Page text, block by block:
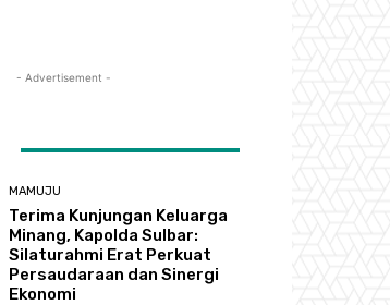
- Advertisement -
MAMUJU
Terima Kunjungan Keluarga
Minang, Kapolda Sulbar:
Silaturahmi Erat Perkuat
Persaudaraan dan Sinergi
Ekonomi